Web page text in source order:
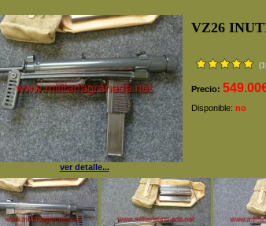
ver detalle...
VZ26
Precio:
Disponible: no